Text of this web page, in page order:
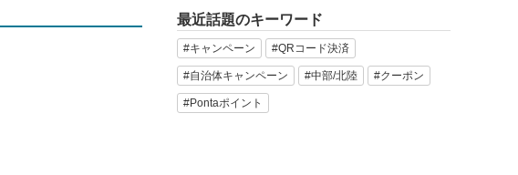
最近話題のキーワード
#キャンペーン #QRコード決済
#自治体キャンペーン #中部/北陸 #クーポン
#Pontaポイント